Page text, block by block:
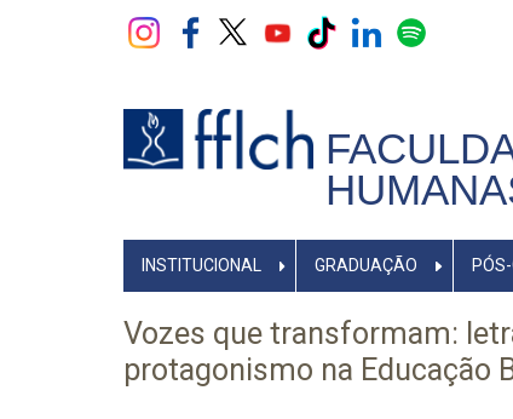
NAVEGADOR
PRINCIPAL
INSTITUCIONAL GRADUAÇÃO
Vozes que transformam:
protagonismo na Educação